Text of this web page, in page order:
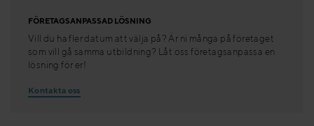
FÖRETAGSANPASSAD LÖSNING
Vill du ha fler datum att välja på? Är ni många på företaget
som vill gå samma utbildning? Låt oss företagsanpassa en
lösning för er!
Kontakta oss